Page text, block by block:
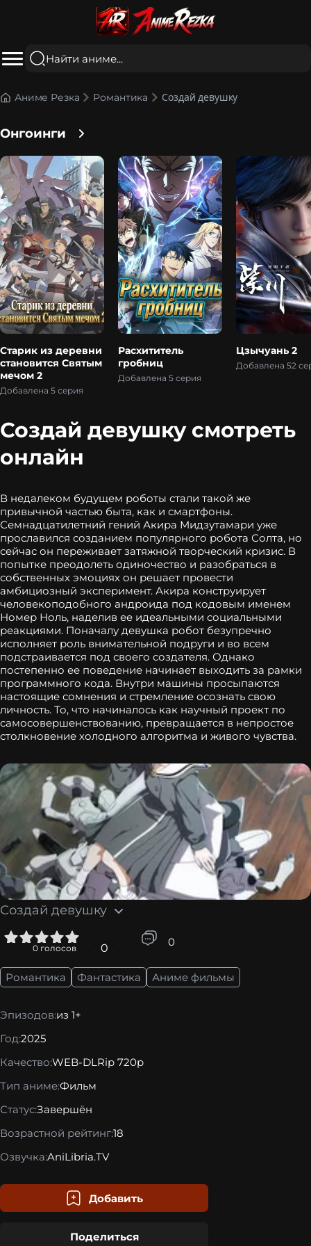
Аниме Резка Романтика Создай девушку
Онгоинги
Старик из деревни
становится Святым
мечом 2
Добавлена 5 серия
Расхититель
гробниц
Добавлена 5 серия
Цзычуань 2
Добавлена 52
Создай девушку смотреть
онлайн
В недалеком будущем роботы стали такой же
привычной частью быта, как и смартфоны.
Семнадцатилетний гений Акира Мидзутамари уже
прославился созданием популярного робота Солта, но
сейчас он переживает затяжной творческий кризис. В
попытке преодолеть одиночество и разобраться в
собственных эмоциях он решает провести
амбициозный эксперимент. Акира конструирует
человекоподобного андроида под кодовым именем
Номер Ноль, наделив ее идеальными социальными
реакциями. Поначалу девушка робот безупречно
исполняет роль внимательной подруги и во всем
подстраивается под своего создателя. Однако
постепенно ее поведение начинает выходить за рамки
программного кода. Внутри машины просыпаются
настоящие сомнения и стремление осознать свою
личность. То, что начиналось как научный проект по
самосовершенствованию, превращается в непростое
столкновение холодного алгоритма и живого чувства.
Создай девушку
0 голосов 0 0
Романтика Фантастика Аниме фильмы
Эпизодов:из 1+
Год:2025
Качество:WEB-DLRip 720p
Тип аниме:Фильм
Статус:Завершён
Возрастной рейтинг:18
Озвучка:AniLibria.TV
Добавить
Поделиться